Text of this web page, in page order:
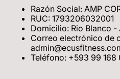
Razón Social: AMP
RUC: 1793206032001
Domicilio: Rio Blanco -
Correo electrónico de
Teléfono: +593 99 168